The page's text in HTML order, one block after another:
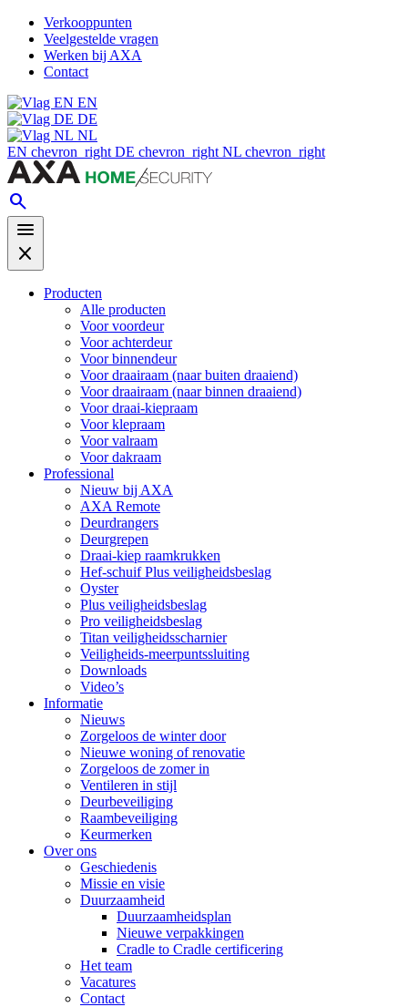
Verkooppunten
Veelgestelde vragen
Werken bij AXA
Contact
EN
DE
NL
EN chevron_right DE chevron_right NL chevron_right
search
menu
close
Producten
Alle producten
Voor voordeur
Voor achterdeur
Voor binnendeur
Voor draairaam (naar buiten draaiend)
Voor draairaam (naar binnen draaiend)
Voor draai-kiepraam
Voor klepraam
Voor valraam
Voor dakraam
Professional
Nieuw bij AXA
AXA Remote
Deurdrangers
Deurgrepen
Draai-kiep raamkrukken
Hef-schuif Plus veiligheidsbeslag
Oyster
Plus veiligheidsbeslag
Pro veiligheidsbeslag
Titan veiligheidsscharnier
Veiligheids-meerpuntssluiting
Downloads
Video’s
Informatie
Nieuws
Zorgeloos de winter door
Nieuwe woning of renovatie
Zorgeloos de zomer in
Ventileren in stijl
Deurbeveiliging
Raambeveiliging
Keurmerken
Over ons
Geschiedenis
Missie en visie
Duurzaamheid
Duurzaamheidsplan
Nieuwe verpakkingen
Cradle to Cradle certificering
Het team
Vacatures
Contact